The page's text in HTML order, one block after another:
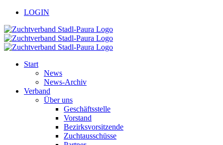
Zum
springen
facebook
youtubeLOGIN
Start
News
News-Archiv
Verband
Über uns
Geschäftsstelle
Vorstand
Bezirksvorsitzende
Zuchtausschüsse